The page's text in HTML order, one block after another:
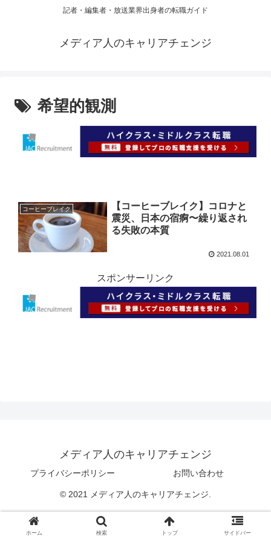
記者・編集者・放送業界出身者の転職ガイド
メディア人のキャリアチェンジ
希望的観測
コーヒーブレイク
【コーヒーブレイク】コロナと
震災、日本の宿痾〜繰り返され
る失敗の本質
2021.08.01
スポンサーリンク
メディア人のキャリアチェンジ
プライバシーポリシー お問い合わせ
© 2021 メディア人のキャリアチェンジ.
ホーム 検索 トップ サイドバー